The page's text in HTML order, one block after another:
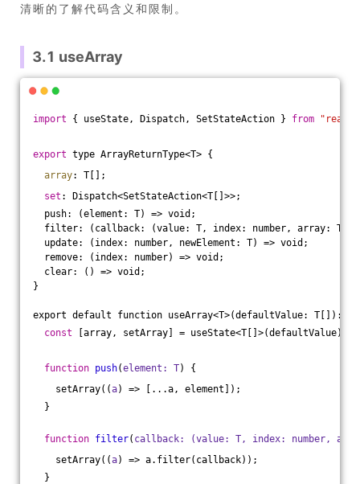
清晰的了解代码含义和限制。
3.1 useArray
import { useState, Dispatch, SetStateAction } from "react"
export type ArrayReturnType<T> {
array: T[];
set : Dispatch<SetStateAction<T[]>>;
push: (element: T) => void;
filter: (callback: (value: T, index: number, array: T[])
update: (index: number, newElement: T) => void;
remove: (index: number) => void;
clear: () => void;
}
export default function useArray<T>(defaultValue: T[]):
const [array, setArray] = useState<T[]>(defaultValue);
function push(element: T) {
setArray( (a) => [...a, element]);
}
function filter( callback: (value: T, index: number,
setArray( (a) => a.filter(callback));
}